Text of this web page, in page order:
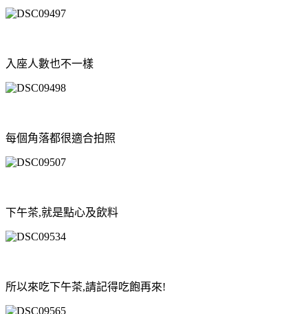
入座人數也不一樣
每個角落都很適合拍照
下午茶,就是點心及飲料
所以來吃下午茶,請記得吃飽再來!